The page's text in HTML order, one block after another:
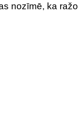
nozīmē, ka